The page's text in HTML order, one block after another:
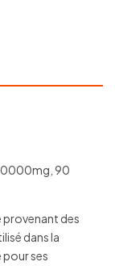
90
provenant des
dans la
pour ses